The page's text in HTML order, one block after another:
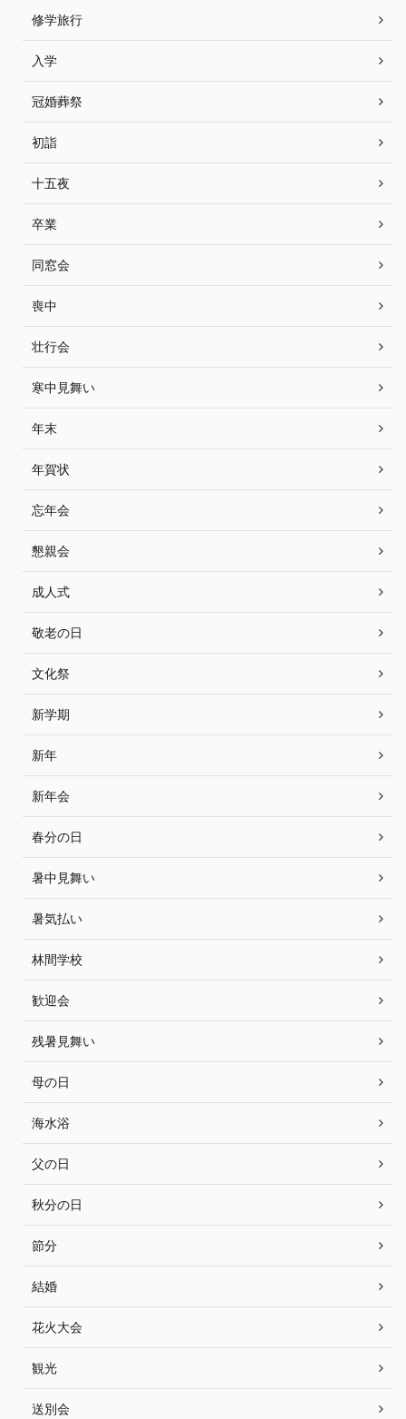
修学旅行
入学
冠婚葬祭
初詣
十五夜
卒業
同窓会
喪中
壮行会
寒中見舞い
年末
年賀状
忘年会
懇親会
成人式
敬老の日
文化祭
新学期
新年
新年会
春分の日
暑中見舞い
暑気払い
林間学校
歓迎会
残暑見舞い
母の日
海水浴
父の日
秋分の日
節分
結婚
花火大会
観光
送別会